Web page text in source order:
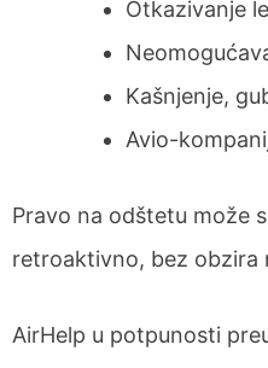
Otkazivanje
Kašnjenje,
Avio-
Pravo na odštetu može
retroaktivno, bez obzira
AirHelp u potpunosti